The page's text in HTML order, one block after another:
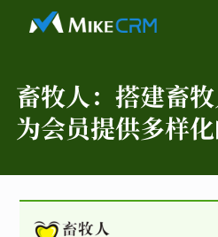
畜牧人： 搭建畜牧
为会员提供多样